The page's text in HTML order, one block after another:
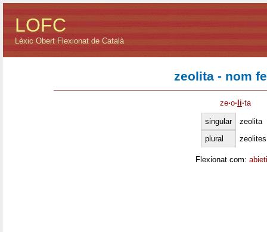
LOFC
Lèxic Obert Flexionat de Català
zeolita - nom
ze·o· li·ta
singular
zeolita
plural
zeolites
Flexionat com: